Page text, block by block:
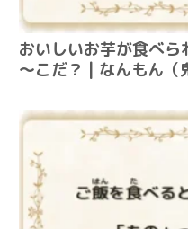
おいしいお芋が食べ
～こだ？ | なんもん